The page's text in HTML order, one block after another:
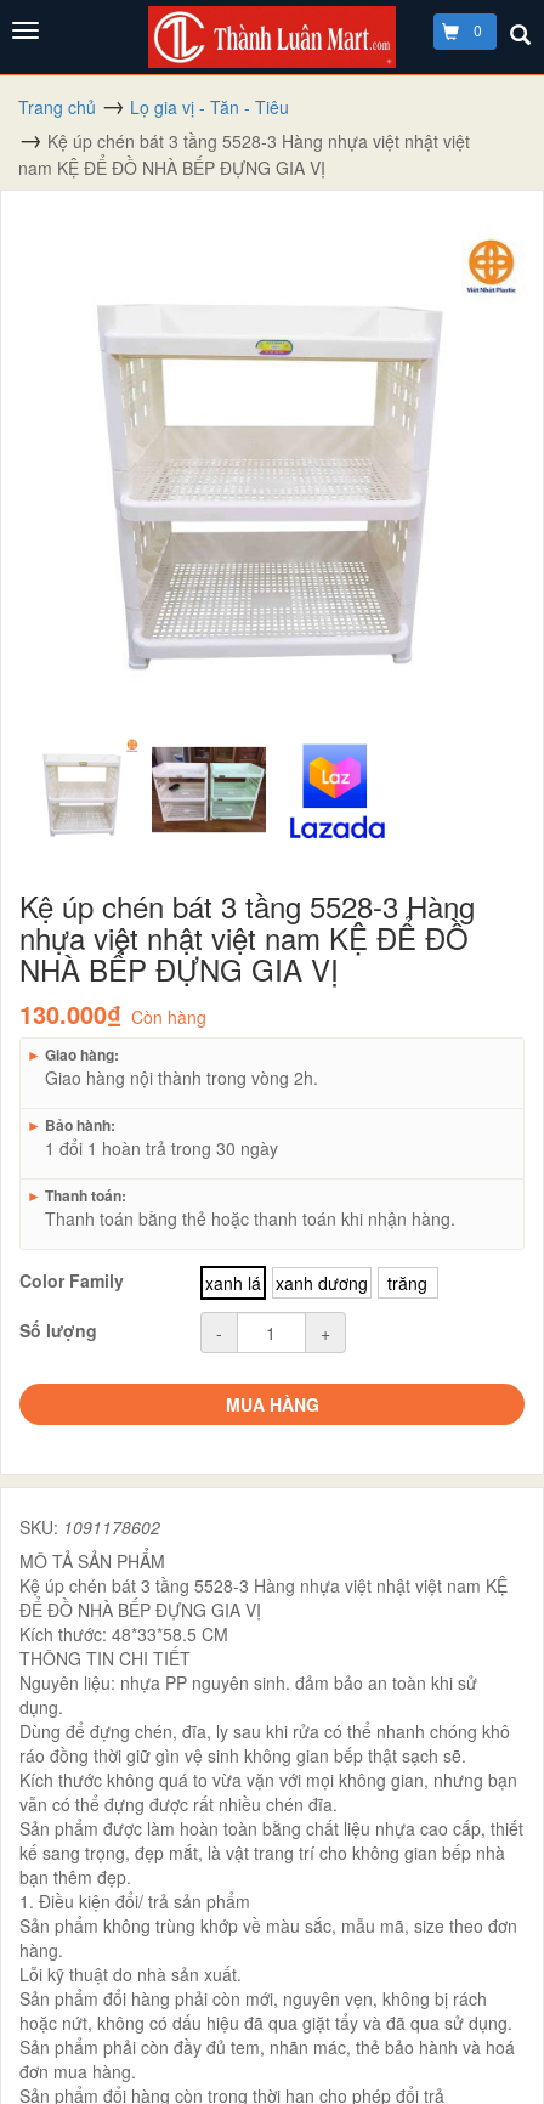
0
Trang chủ
Lọ gia vị - Tăn - Tiêu
Kệ úp chén bát 3 tầng 5528-3 Hàng nhựa việt nhật việt
nam KỆ ĐỂ ĐỒ NHÀ BẾP ĐỰNG GIA VỊ
Kệ úp chén bát 3 tầng 5528-3 Hàng
nhựa việt nhật việt nam KỆ ĐỂ ĐỒ
NHÀ BẾP ĐỰNG GIA VỊ
130.000₫ Còn hàng
► Giao hàng:
Giao hàng nội thành trong vòng 2h.
► Bảo hành:
1 đổi 1 hoàn trả trong 30 ngày
► Thanh toán:
Thanh toán bằng thẻ hoặc thanh toán khi nhận hàng.
Color Family xanh lá xanh dương
trăng
Số lượng
- +
MUA HÀNG
SKU: 1091178602
MÔ TẢ SẢN PHẨM
Kệ úp chén bát 3 tầng 5528-3 Hàng nhựa việt nhật việt nam KỆ
ĐỂ ĐỒ NHÀ BẾP ĐỰNG GIA VỊ
Kích thước: 48*33*58.5 CM
THÔNG TIN CHI TIẾT
Nguyên liệu: nhựa PP nguyên sinh. đảm bảo an toàn khi sử
dụng.
Dùng để đựng chén, đĩa, ly sau khi rửa có thể nhanh chóng khô
ráo đồng thời giữ gìn vệ sinh không gian bếp thật sạch sẽ.
Kích thước không quá to vừa vặn với mọi không gian, nhưng bạn
vẫn có thể đựng được rất nhiều chén đĩa.
Sản phẩm được làm hoàn toàn bằng chất liệu nhựa cao cấp, thiết
kế sang trọng, đẹp mắt, là vật trang trí cho không gian bếp nhà
bạn thêm đẹp.
1. Điều kiện đổi/ trả sản phẩm
Sản phẩm không trùng khớp về màu sắc, mẫu mã, size theo đơn
hàng.
Lỗi kỹ thuật do nhà sản xuất.
Sản phẩm đổi hàng phải còn mới, nguyên vẹn, không bị rách
hoặc nứt, không có dấu hiệu đã qua giặt tẩy và đã qua sử dụng.
Sản phẩm phải còn đầy đủ tem, nhãn mác, thẻ bảo hành và hoá
đơn mua hàng.
Sản phẩm đổi hàng còn trong thời hạn cho phép đổi trả